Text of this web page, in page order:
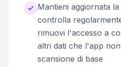
Mantieni aggiornata
controlla
rimuovi l'accesso a
altri dati che l'app
scansione di base